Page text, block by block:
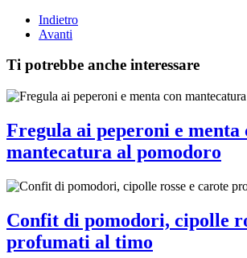
Indietro
Avanti
Ti potrebbe anche interessare
Fregula ai peperoni e menta
mantecatura al pomodoro
Confit di pomodori, cipolle
profumati al timo